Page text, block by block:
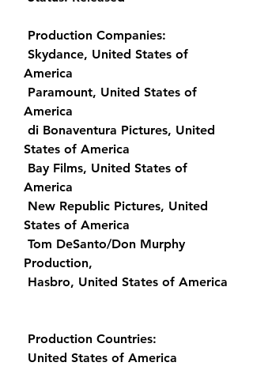
Production Companies:
America
America
States of America
America
States of America
Production,
Hasbro, United States of America
Production Countries:
United States of America